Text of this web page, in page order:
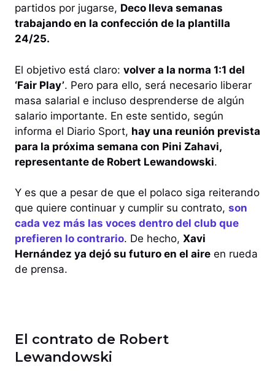
partidos por jugarse, Deco lleva semanas
trabajando en la confección de la plantilla
24/25.
El objetivo está claro: volver a la norma 1:1 del
‘Fair Play’. Pero para ello, será necesario liberar
masa salarial e incluso desprenderse de algún
salario importante. En este sentido, según
informa el Diario Sport, hay una reunión prevista
para la próxima semana con Pini Zahavi,
representante de Robert Lewandowski.
Y es que a pesar de que el polaco siga reiterando
que quiere continuar y cumplir su contrato, son
cada vez más las voces dentro del club que
prefieren lo contrario. De hecho, Xavi
Hernández ya dejó su futuro en el aire en rueda
de prensa.
El contrato de Robert
Lewandowski